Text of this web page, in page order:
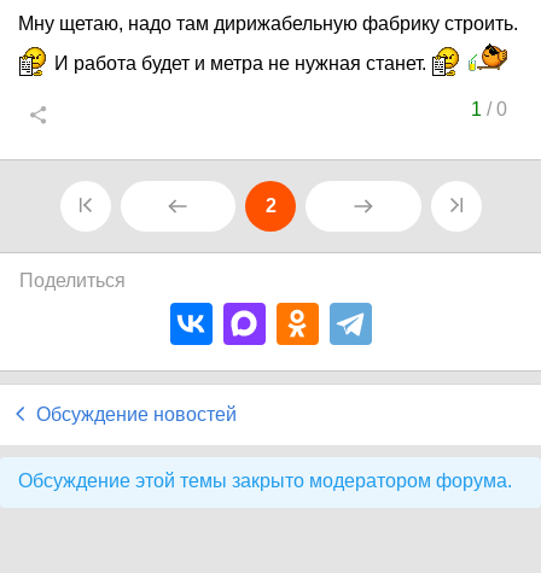
Мну щетаю, надо там дирижабельную фабрику строить.
И работа будет и метра не нужная станет.
1 /0
2
Поделиться
Обсуждение новостей
Обсуждение этой темы закрыто модератором форума.